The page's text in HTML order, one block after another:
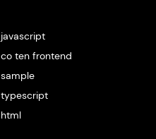
javascript
co ten frontend
sample
typescript
html